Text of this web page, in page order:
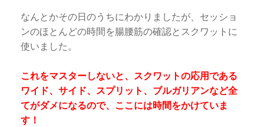
なんとかその日のうちにわかりましたが、セッショ
ンのほとんどの時間を腸腰筋の確認とスクワットに
使いました。
これをマスターしないと、スクワットの応用である
ワイド、サイド、スプリット、ブルガリアンなど全
てがダメになるので、ここには時間をかけていま
す！